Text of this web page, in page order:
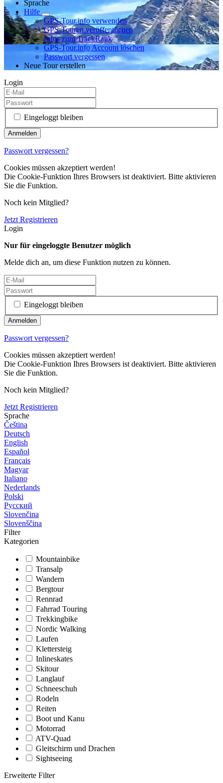
Sprache
Hilfe
GPS-Tour.info verwenden
GPS-Touren veröffentlichen
Infos zum TrackRank
GPS-Tour.info Account löschen
Passwort vergessen
Neue Tour erstellen
Login
Eingeloggt bleiben
Passwort vergessen?
Cookies müssen akzeptiert werden!
Die Cookie-Funktion Ihres Browsers ist deaktiviert. Bitte aktivieren
Sie die Funktion.
Noch kein Mitglied?
Jetzt Registrieren
Login
Nur für eingeloggte Benutzer möglich
Melde dich an, um diese Funktion nutzen zu können.
Eingeloggt bleiben
Passwort vergessen?
Cookies müssen akzeptiert werden!
Die Cookie-Funktion Ihres Browsers ist deaktiviert. Bitte aktivieren
Sie die Funktion.
Noch kein Mitglied?
Jetzt Registrieren
Sprache
Čeština
Deutsch
English
Español
Français
Magyar
Italiano
Nederlands
Polski
Русский
Slovenčina
Slovenščina
Filter
Kategorien
Mountainbike
Transalp
Wandern
Bergtour
Rennrad
Fahrrad Touring
Trekkingbike
Nordic Walking
Laufen
Klettersteig
Inlineskates
Skitour
Langlauf
Schneeschuh
Rodeln
Reiten
Boot und Kanu
Motorrad
ATV-Quad
Gleitschirm und Drachen
Sightseeing
Erweiterte Filter